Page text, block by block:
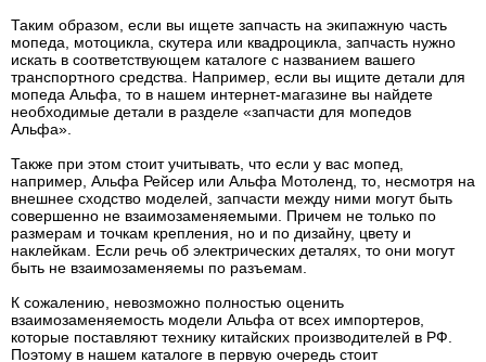
Таким образом, если вы ищете запчасть на экипажную часть
мопеда, мотоцикла, скутера или квадроцикла, запчасть нужно
искать в соответствующем каталоге с названием вашего
транспортного средства. Например, если вы ищите детали для
мопеда Альфа, то в нашем интернет-магазине вы найдете
необходимые детали в разделе «запчасти для мопедов
Альфа».
Также при этом стоит учитывать, что если у вас мопед,
например, Альфа Рейсер или Альфа Мотоленд, то, несмотря на
внешнее сходство моделей, запчасти между ними могут быть
совершенно не взаимозаменяемыми. Причем не только по
размерам и точкам крепления, но и по дизайну, цвету и
наклейкам. Если речь об электрических деталях, то они могут
быть не взаимозаменяемы по разъемам.
К сожалению, невозможно полностью оценить
взаимозаменяемость модели Альфа от всех импортеров,
которые поставляют технику китайских производителей в РФ.
Поэтому в нашем каталоге в первую очередь стоит